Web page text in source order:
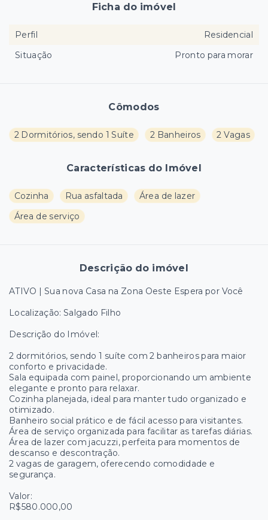
Cômodos
2 Dormitórios, sendo 1 Suíte 2 Banheiros 2 Vagas
Características do Imóvel
Cozinha Rua asfaltada
Área de lazer
Área de serviço
Descrição do imóvel
ATIVO | Sua nova Casa na Zona Oeste Espera por Você
Localização: Salgado Filho
Descrição do Imóvel:
2 dormitórios, sendo 1 suíte com 2 banheiros para maior
conforto e privacidade.
Sala equipada com painel, proporcionando um ambiente
elegante e pronto para relaxar.
Cozinha planejada, ideal para manter tudo organizado e
otimizado.
Banheiro social prático e de fácil acesso para visitantes.
Área de serviço organizada para facilitar as tarefas diárias.
Área de lazer com jacuzzi, perfeita para momentos de
descanso e descontração.
2 vagas de garagem, oferecendo comodidade e
segurança.
Valor:
R$580.000,00
Ficha do imóvel
Perfil
Residencial
Situação
Pronto para morar